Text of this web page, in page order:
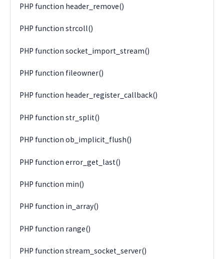
PHP function header_remove()
PHP function strcoll()
PHP function socket_import_stream()
PHP function fileowner()
PHP function header_register_callback()
PHP function str_split()
PHP function ob_implicit_flush()
PHP function error_get_last()
PHP function min()
PHP function in_array()
PHP function range()
PHP function stream_socket_server()